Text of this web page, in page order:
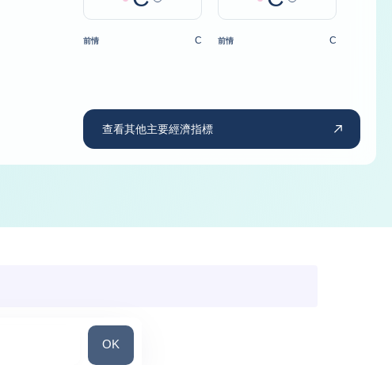
前情 C 前情 C
查看其他主要經濟指標
搜尋國家
OK